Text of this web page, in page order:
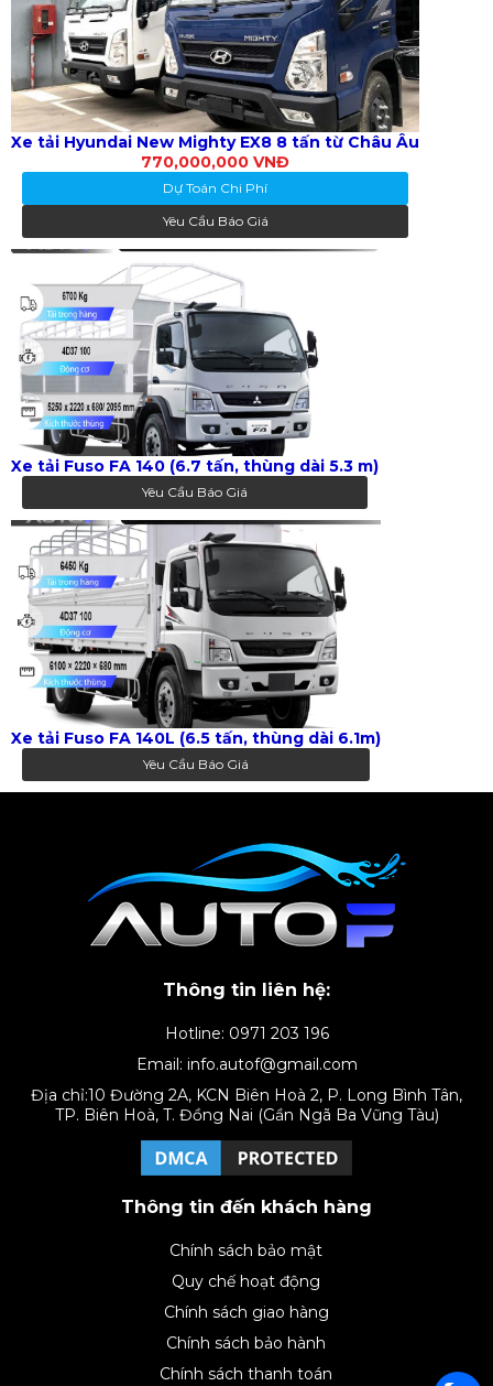
Xe tải Hyundai New Mighty EX8 8 tấn từ Châu Âu
770,000,000 VNĐ
Dự Toán Chi Phí
Yêu Cầu Báo Giá
Xe tải Fuso FA 140 (6.7 tấn, thùng dài 5.3 m)
Yêu Cầu Báo Giá
Xe tải Fuso FA 140L (6.5 tấn, thùng dài 6.1m)
Yêu Cầu Báo Giá
Thông tin liên hệ:
Hotline: 0971 203 196
Email: info.autof@gmail.com
Địa chỉ:10 Đường 2A, KCN Biên Hoà 2, P. Long Bình Tân,
TP. Biên Hoà, T. Đồng Nai (Gần Ngã Ba Vũng Tàu)
Thông tin đến khách hàng
Chính sách bảo mật
Quy chế hoạt động
Chính sách giao hàng
Chính sách bảo hành
Chính sách thanh toán